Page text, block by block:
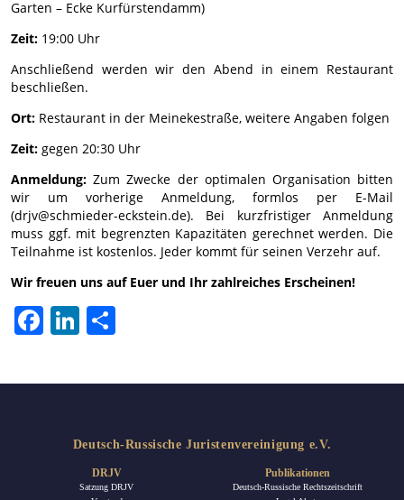
Garten – Ecke Kurfürstendamm)
Zeit: 19:00 Uhr
Anschließend werden wir den Abend in einem Restaurant
beschließen.
Ort: Restaurant in der Meinekestraße, weitere Angaben folgen
Zeit: gegen 20:30 Uhr
Anmeldung:Zum Zwecke der optimalen Organisation bitten
wir um vorherige Anmeldung, formlos per E-Mail
(drjv@schmieder-eckstein.de). Bei kurzfristiger Anmeldung
muss ggf. mit begrenzten Kapazitäten gerechnet werden. Die
Teilnahme ist kostenlos. Jeder kommt für seinen Verzehr auf.
Wir freuen uns auf Euer und Ihr zahlreiches Erscheinen!
FacebookLinkedIn
Deutsch-Russische Juristenvereinigung e.V.
DRJV
Satzung DRJV
Publikationen
Deutsch-Russische Rechtszeitschrift